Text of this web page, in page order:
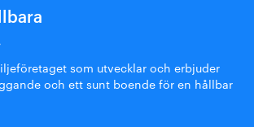
som utvecklar och erbjuder
och ett sunt boende för en hållbar